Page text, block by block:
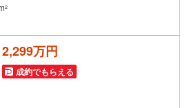
2
2,299万円
成約でもらえる